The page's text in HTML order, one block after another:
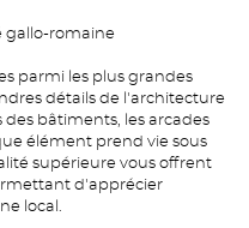
gallo-romaine
parmi les plus grandes
détails de l'architecture
des bâtiments, les arcades
élément prend vie sous
supérieure vous offrent
d'apprécier
local.